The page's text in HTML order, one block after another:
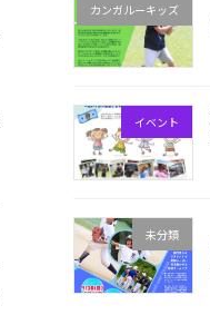
カンガルーキッズ
イベント
未分類